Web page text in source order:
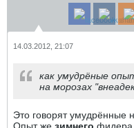
14.03.2012, 21:07
как умудрёные
на морозах
Это говорят умудрённые